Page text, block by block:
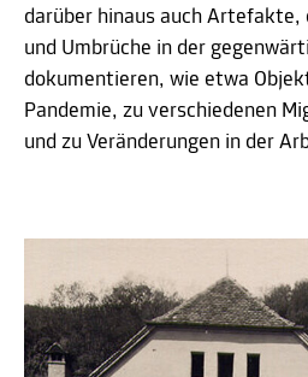
darüber hinaus auch Artefakte,
und Umbrüche in der
dokumentieren, wie etwa
Pandemie, zu verschiedenen
und zu Veränderungen in der